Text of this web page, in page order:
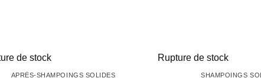
de stock
APRÈS-SHAMPOINGS SOLIDES
+
Rupture de stock
SHAMPOINGS